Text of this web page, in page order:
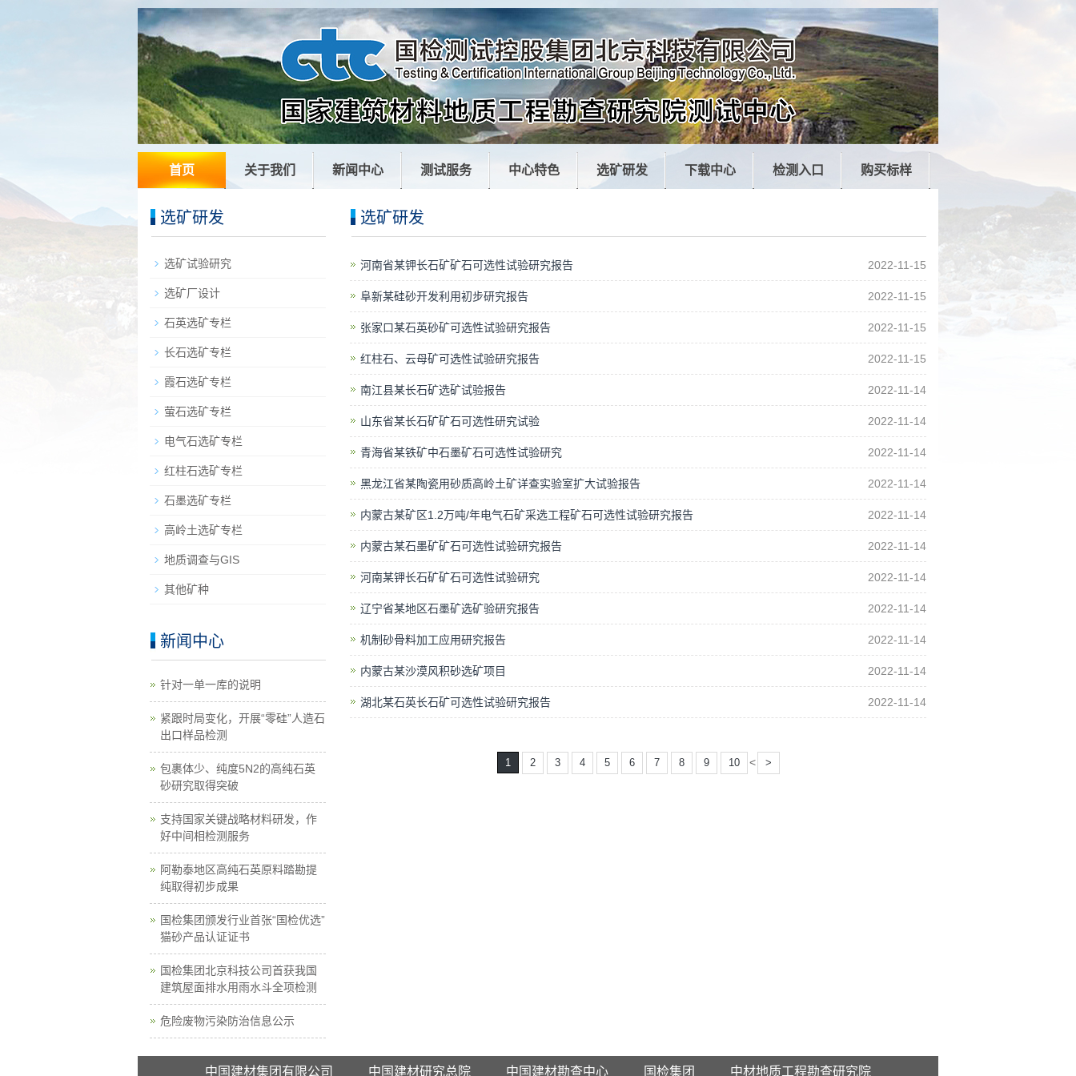
首页 关于我们 新闻中心 测试服务 中心特色 选矿研发 下载中心 检测入口 购买标样
选矿研发
河南省某钾长石矿矿石可选性试验研究报告 2022-11-15
阜新某硅砂开发利用初步研究报告 2022-11-15
张家口某石英砂矿可选性试验研究报告 2022-11-15
红柱石、云母矿可选性试验研究报告 2022-11-15
南江县某长石矿选矿试验报告 2022-11-14
山东省某长石矿矿石可选性研究试验 2022-11-14
青海省某铁矿中石墨矿石可选性试验研究 2022-11-14
黑龙江省某陶瓷用砂质高岭土矿详查实验室扩大试验报告 2022-11-14
内蒙古某矿区1.2万吨/年电气石矿采选工程矿石可选性试验研究报告 2022-11-14
内蒙古某石墨矿矿石可选性试验研究报告 2022-11-14
河南某钾长石矿矿石可选性试验研究 2022-11-14
辽宁省某地区石墨矿选矿验研究报告 2022-11-14
机制砂骨料加工应用研究报告 2022-11-14
内蒙古某沙漠风积砂选矿项目 2022-11-14
湖北某石英长石矿可选性试验研究报告 2022-11-14
1 2 3 4 5 6 7 8 9 10 < >
选矿研发
选矿试验研究
选矿厂设计
石英选矿专栏
长石选矿专栏
霞石选矿专栏
萤石选矿专栏
电气石选矿专栏
红柱石选矿专栏
石墨选矿专栏
高岭土选矿专栏
地质调查与GIS
其他矿种
新闻中心
针对一单一库的说明
紧跟时局变化，开展“零硅”人造石
出口样品检测
包裹体少、纯度5N2的高纯石英
砂研究取得突破
支持国家关键战略材料研发，作
好中间相检测服务
阿勒泰地区高纯石英原料踏勘提
纯取得初步成果
国检集团颁发行业首张“国检优选”
猫砂产品认证证书
国检集团北京科技公司首获我国
建筑屋面排水用雨水斗全项检测
危险废物污染防治信息公示
中国建材集团有限公司 中国建材研究总院 中国建材勘查中心 国检集团 中材地质工程勘查研究院